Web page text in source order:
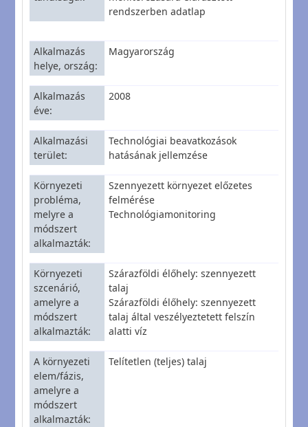
rendszerben adatlap
Alkalmazás
helye, ország
Magyarország
Alkalmazás
éve
2008
Alkalmazási
terület
Technológiai beavatkozások
hatásának jellemzése
Környezeti
probléma,
melyre a
módszert
alkalmazták
Szennyezett környezet előzetes
felmérése
Technológiamonitoring
Környezeti
szcenárió,
amelyre a
módszert
alkalmazták
Szárazföldi élőhely: szennyezett
talaj
Szárazföldi élőhely: szennyezett
talaj által veszélyeztetett felszín
alatti víz
A környezeti
elem/fázis,
amelyre a
módszert
alkalmazták
Telítetlen (teljes) talaj